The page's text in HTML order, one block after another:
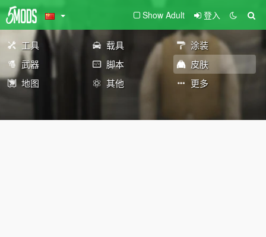
Show Adult 登入
工具 载具
涂装
武器
脚本
皮肤
地图
其他 更多